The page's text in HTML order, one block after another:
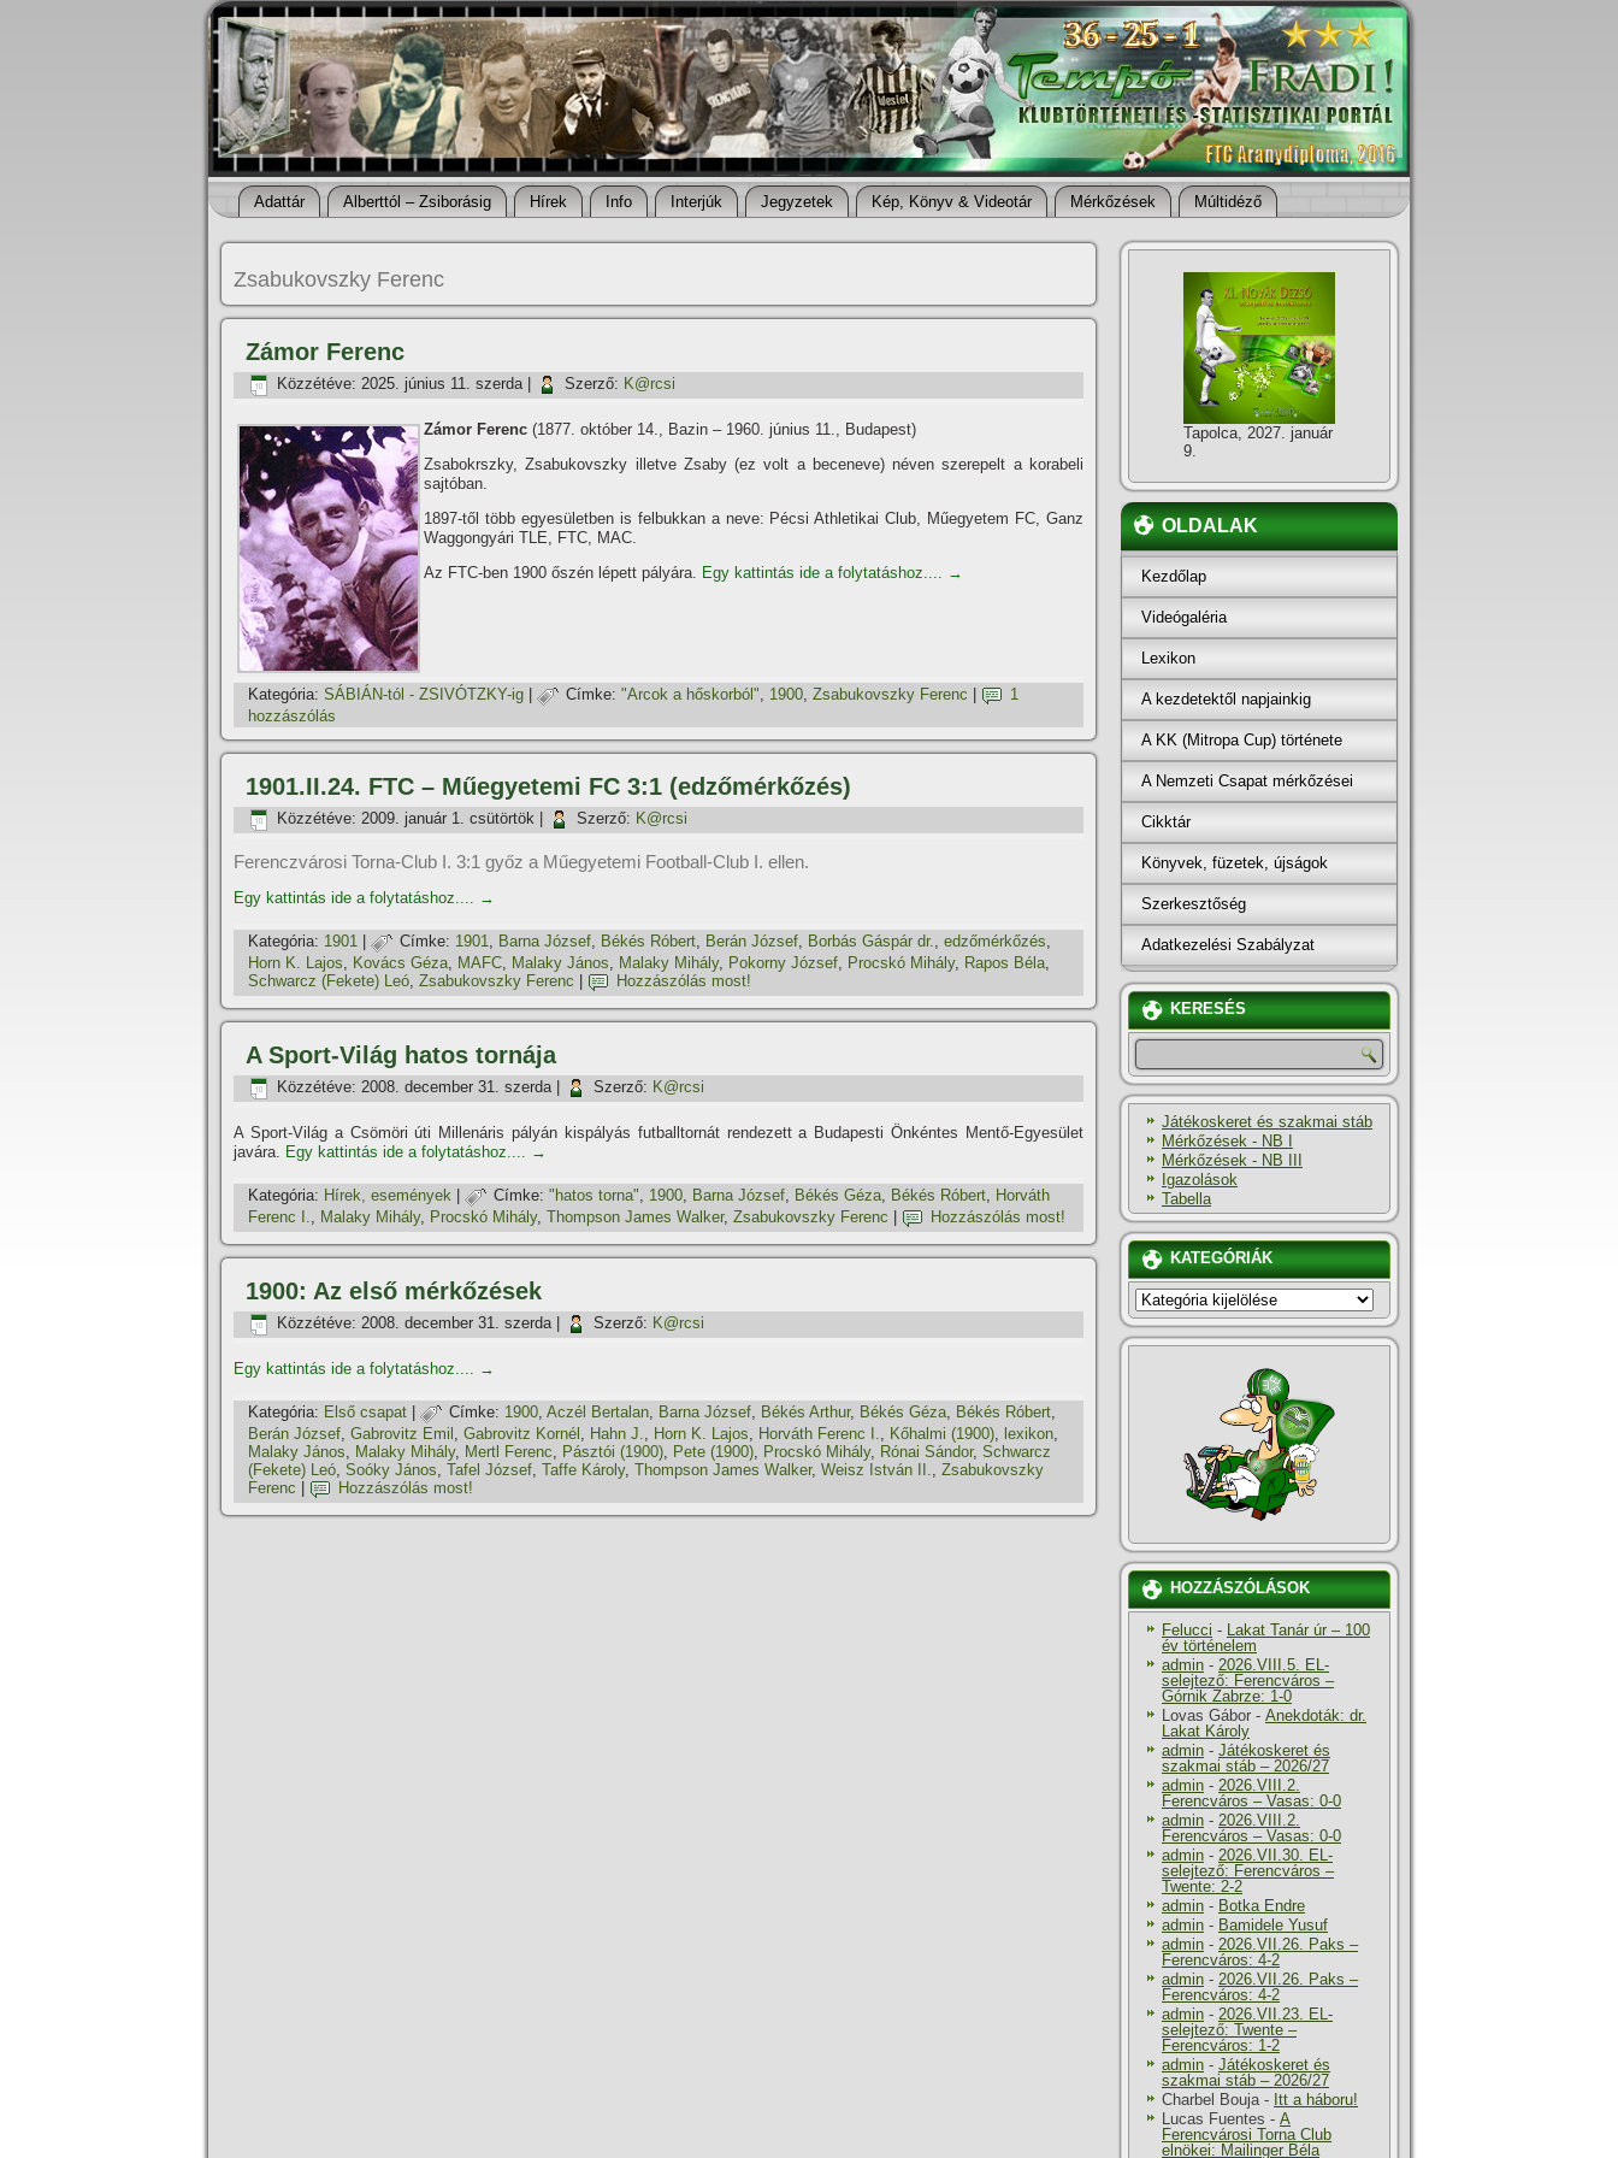
Adattár Alberttól – Zsiborásig Hí­rek Info Interjúk Jegyzetek Kép, Könyv & Videotár Mérkőzések Múltidéző
Zsabukovszky Ferenc
Zámor Ferenc
Közzétéve: 2025. június 11. szerda| Szerző: K@rcsi
Zámor Ferenc (1877. október 14., Bazin – 1960. június 11., Budapest)
Zsabokrszky, Zsabukovszky illetve Zsaby (ez volt a beceneve) néven szerepelt a korabeli
sajtóban.
1897-től több egyesületben is felbukkan a neve: Pécsi Athletikai Club, Műegyetem FC, Ganz
Waggongyári TLE, FTC, MAC.
Az FTC-ben 1900 őszén lépett pályára. Egy kattintás ide a folytatáshoz.... →
Kategória: SÁBIÁN-tól - ZSIVÓTZKY-ig Címke: "Arcok a hőskorból", 1900, Zsabukovszky Ferenc
1
hozzászólás
1901.II.24. FTC – Műegyetemi FC 3:1 (edzőmérkőzés)
Közzétéve: 2009. január 1. csütörtök Szerző: K@rcsi
Ferenczvárosi Torna-Club I. 3:1 győz a Műegyetemi Football-Club I. ellen.
Egy kattintás ide a folytatáshoz.... →
Kategória: 1901 Címke: 1901, Barna József, Békés Róbert, Berán József, Borbás Gáspár dr., edzőmérkőzés,
Horn K. Lajos, Kovács Géza, MAFC, Malaky János, Malaky Mihály, Pokorny József, Procskó Mihály, Rapos Béla,
Schwarcz (Fekete) Leó, Zsabukovszky Ferenc Hozzászólás most!
A Sport-Világ hatos tornája
Közzétéve: 2008. december 31. szerda| Szerző: K@rcsi
A Sport-Világ a Csömöri úti Millenáris pályán kispályás futballtornát rendezett a Budapesti Önkéntes Mentő-Egyesület
javára. Egy kattintás ide a folytatáshoz.... →
Kategória: Hí­rek, események Címke: "hatos torna", 1900, Barna József, Békés Géza, Békés Róbert, Horváth
Ferenc I., Malaky Mihály, Procskó Mihály, Thompson James Walker, Zsabukovszky Ferenc Hozzászólás most!
1900: Az első mérkőzések
Közzétéve: 2008. december 31. szerda| Szerző: K@rcsi
Egy kattintás ide a folytatáshoz.... →
Kategória: Első csapat Címke: 1900, Aczél Bertalan, Barna József, Békés Arthur, Békés Géza, Békés Róbert,
Berán József, Gabrovitz Emil , Gabrovitz Kornél , Hahn J., Horn K. Lajos, Horváth Ferenc I., Kőhalmi (1900), lexikon,
Malaky János, Malaky Mihály, Mertl Ferenc, Pásztói (1900), Pete (1900), Procskó Mihály, Rónai Sándor, Schwarcz
(Fekete) Leó, Soóky János, Tafel József, Taffe Károly, Thompson James Walker, Weisz István II., Zsabukovszky
Ferenc
Hozzászólás most!
Tapolca, 2027. január
9.
OLDALAK
Kezdőlap
Videógaléria
Lexikon
A kezdetektől napjainkig
A KK (Mitropa Cup) története
A Nemzeti Csapat mérkőzései
Cikktár
Könyvek, füzetek, újságok
Szerkesztőség
Adatkezelési Szabályzat
KERESÉS
Játékoskeret és szakmai stáb
Mérkőzések - NB I
Mérkőzések - NB III
Igazolások
Tabella
KATEGÓRIÁK
KATEGÓRIÁK
HOZZÁSZÓLÁSOK
Felucci - Lakat Tanár úr – 100
év történelem
admin - 2026.VIII.5. EL-
selejtező: Ferencváros –
Górnik Zabrze: 1-0
Lovas Gábor - Anekdoták: dr.
Lakat Károly
admin - Játékoskeret és
szakmai stáb – 2026/27
admin - 2026.VIII.2.
Ferencváros – Vasas: 0-0
admin - 2026.VIII.2.
Ferencváros – Vasas: 0-0
admin - 2026.VII.30. EL-
selejtező: Ferencváros –
Twente: 2-2
admin - Botka Endre
admin - Bamidele Yusuf
admin - 2026.VII.26. Paks –
Ferencváros: 4-2
admin - 2026.VII.26. Paks –
Ferencváros: 4-2
admin - 2026.VII.23. EL-
selejtező: Twente –
Ferencváros: 1-2
admin - Játékoskeret és
szakmai stáb – 2026/27
Charbel Bouja- Itt a háboru!
Lucas Fuentes - A
Ferencvárosi Torna Club
elnökei: Mailinger Béla